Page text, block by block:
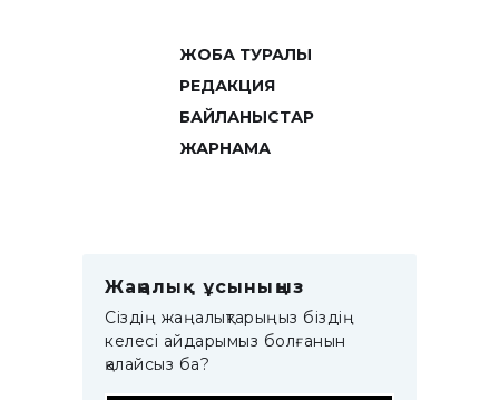
ЖОБА ТУРАЛЫ
РЕДАКЦИЯ
БАЙЛАНЫСТАР
ЖАРНАМА
Жаңалық ұсыныңыз
Сіздің жаңалықтарыңыз біздің
келесі айдарымыз болғанын
қалайсыз ба?